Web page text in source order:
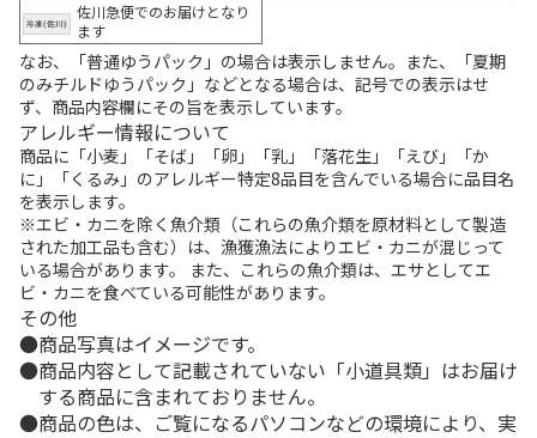
佐川急便でのお届けとなり
ます
なお、「普通ゆうパック」の場合は表示しません。また、「夏期
のみチルドゆうパック」などとなる場合は、記号での表示はせ
ず、商品内容欄にその旨を表示しています。
アレルギー情報について
商品に「小麦」「そば」「卵」「乳」「落花生」「えび」「か
に」「くるみ」のアレルギー特定8品目を含んでいる場合に品目名
を表示します。
※エビ・カニを除く魚介類（これらの魚介類を原材料として製造
された加工品も含む）は、漁獲漁法によりエビ・カニが混じって
いる場合があります。 また、これらの魚介類は、エサとしてエ
ビ・カニを食べている可能性があります。
その他
商品写真はイメージです。
商品内容として記載されていない「小道具類」はお届け
する商品に含まれておりません。
商品の色は、ご覧になるパソコンなどの環境により、実